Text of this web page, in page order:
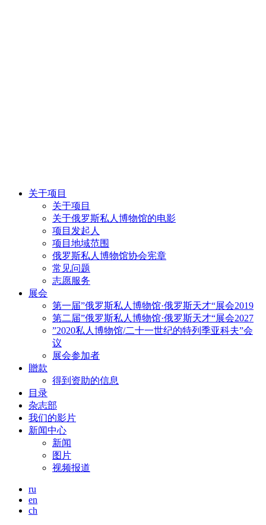
关于项目
关于项目
关于俄罗斯私人博物馆的电影
项目发起人
项目地域范围
俄罗斯私人博物馆协会宪章
常见问题
志愿服务
展会
第一届”俄罗斯私人博物馆·俄罗斯天才“展会2019
第二届”俄罗斯私人博物馆·俄罗斯天才“展会2027
”2020私人博物馆/二十一世纪的特列季亚科夫”会
议
展会参加者
贈款
得到资助的信息
目录
杂志部
我们的影片
新闻中心
新闻
图片
视频报道
ru
en
ch